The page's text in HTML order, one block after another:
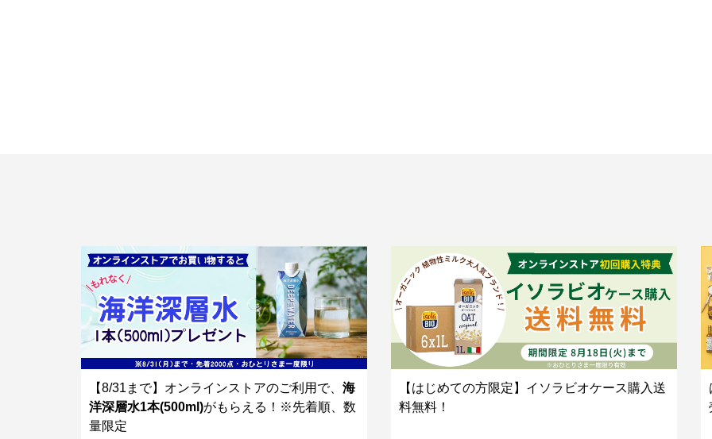
【8/31まで】オンラインストアのご利用で、 海
洋深層水1本(500ml)がもらえる！※先着順、数
量限定
【はじめての方限定】イソラビオケース購入送
料無料！